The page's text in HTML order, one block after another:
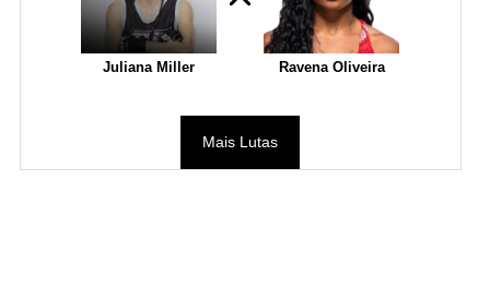
Juliana Miller Ravena Oliveira
Mais Lutas